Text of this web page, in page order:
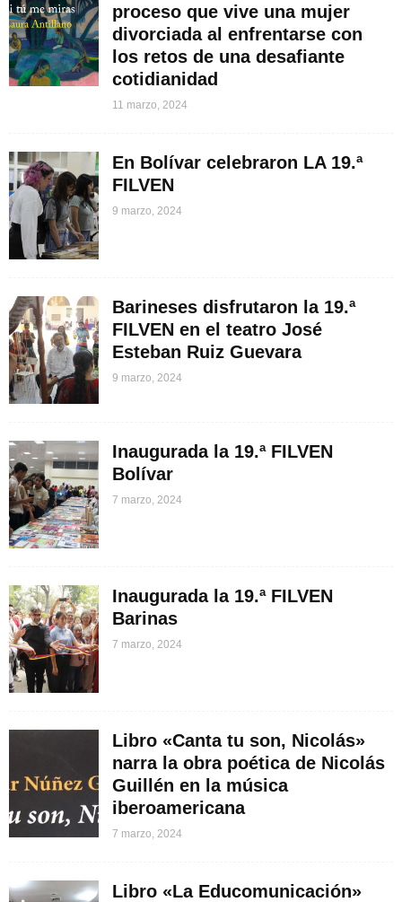
proceso que vive una mujer
divorciada al enfrentarse con
los retos de una desafiante
cotidianidad
11 marzo, 2024
En Bolívar celebraron LA 19.ª
FILVEN
9 marzo, 2024
Barineses disfrutaron la 19.ª
FILVEN en el teatro José
Esteban Ruiz Guevara
9 marzo, 2024
Inaugurada la 19.ª FILVEN
Bolívar
7 marzo, 2024
Inaugurada la 19.ª FILVEN
Barinas
7 marzo, 2024
Libro «Canta tu son, Nicolás»
narra la obra poética de Nicolás
Guillén en la música
iberoamericana
7 marzo, 2024
Libro «La Educomunicación»